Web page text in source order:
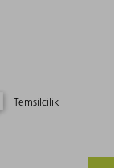
Temsilcilik